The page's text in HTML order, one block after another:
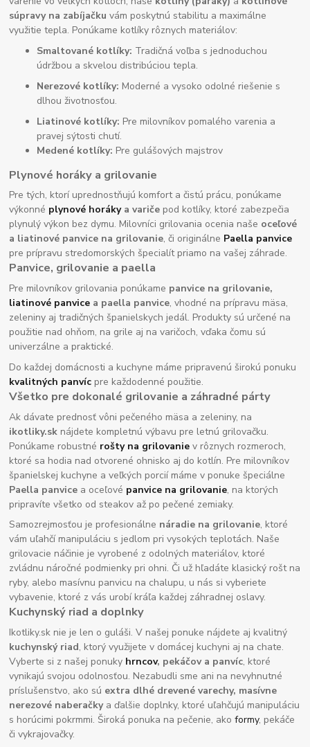
súpravy na zabíjačku vám poskytnú stabilitu a maximálne
využitie tepla. Ponúkame kotlíky rôznych materiálov:
Smaltované kotlíky: Tradičná voľba s jednoduchou
údržbou a skvelou distribúciou tepla.
Nerezové kotlíky: Moderné a vysoko odolné riešenie s
dlhou životnosťou.
Liatinové kotlíky: Pre milovníkov pomalého varenia a
pravej sýtosti chutí.
Medené kotlíky: Pre gulášových majstrov
Plynové horáky a grilovanie
Pre tých, ktorí uprednostňujú komfort a čistú prácu, ponúkame
výkonné plynové horákya variče pod kotlíky, ktoré zabezpečia
plynulý výkon bez dymu. Milovníci grilovania ocenia naše oceľové
a liatinové panvice na grilovanie, či originálne Paella panvice
pre prípravu stredomorských špecialít priamo na vašej záhrade.
Panvice, grilovanie a paella
Pre milovníkov grilovania ponúkame panvice na grilovanie,
liatinové panvice a paella panvice, vhodné na prípravu mäsa,
zeleniny aj tradičných španielskych jedál. Produkty sú určené na
použitie nad ohňom, na grile aj na varičoch, vďaka čomu sú
univerzálne a praktické.
Do každej domácnosti a kuchyne máme pripravenú širokú ponuku
kvalitných panvíc pre každodenné použitie.
Všetko pre dokonalé grilovanie a záhradné párty
Ak dávate prednosť vôni pečeného mäsa a zeleniny, na
ikotliky.sk nájdete kompletnú výbavu pre letnú grilovačku.
Ponúkame robustné rošty na grilovanie v rôznych rozmeroch,
ktoré sa hodia nad otvorené ohnisko aj do kotlín. Pre milovníkov
španielskej kuchyne a veľkých porcií máme v ponuke špeciálne
Paella panvice a oceľové panvice na grilovanie, na ktorých
pripravíte všetko od steakov až po pečené zemiaky.
Samozrejmosťou je profesionálne náradie na grilovanie, ktoré
vám uľahčí manipuláciu s jedlom pri vysokých teplotách. Naše
grilovacie náčinie je vyrobené z odolných materiálov, ktoré
zvládnu náročné podmienky pri ohni. Či už hľadáte klasický rošt na
ryby, alebo masívnu panvicu na chalupu, u nás si vyberiete
vybavenie, ktoré z vás urobí kráľa každej záhradnej oslavy.
Kuchynský riad a doplnky
Ikotliky.sk nie je len o guláši. V našej ponuke nájdete aj kvalitný
kuchynský riad, ktorý využijete v domácej kuchyni aj na chate.
Vyberte si z našej ponuky hrncov, pekáčov a panvíc, ktoré
vynikajú svojou odolnosťou. Nezabudli sme ani na nevyhnutné
príslušenstvo, ako sú extra dlhé drevené varechy, masívne
nerezové naberačkya ďalšie doplnky, ktoré uľahčujú manipuláciu
s horúcimi pokrmmi. Široká ponuka na pečenie, akoformy, pekáče
či vykrajovačky.